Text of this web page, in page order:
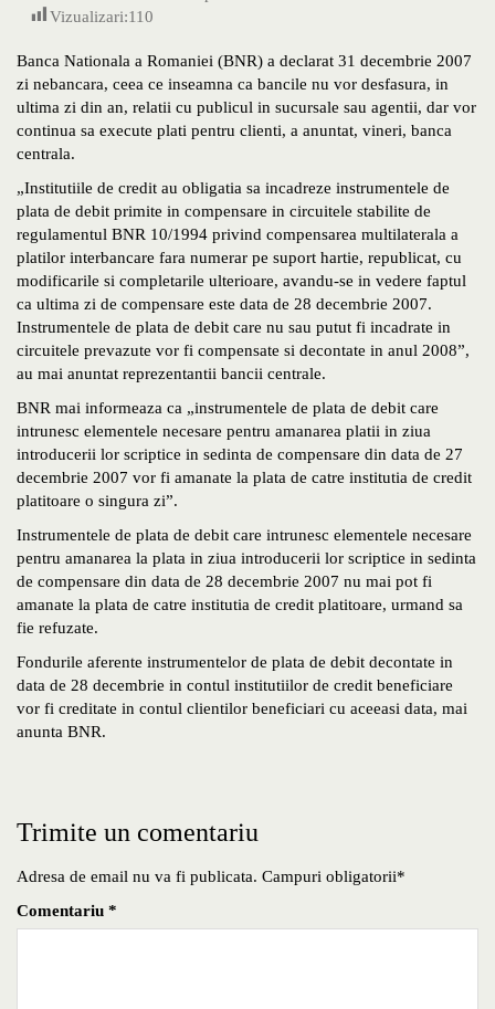
Vizualizari:110
Banca Nationala a Romaniei (BNR) a declarat 31 decembrie 2007
zi nebancara, ceea ce inseamna ca bancile nu vor desfasura, in
ultima zi din an, relatii cu publicul in sucursale sau agentii, dar vor
continua sa execute plati pentru clienti, a anuntat, vineri, banca
centrala.
„Institutiile de credit au obligatia sa incadreze instrumentele de
plata de debit primite in compensare in circuitele stabilite de
regulamentul BNR 10/1994 privind compensarea multilaterala a
platilor interbancare fara numerar pe suport hartie, republicat, cu
modificarile si completarile ulterioare, avandu-se in vedere faptul
ca ultima zi de compensare este data de 28 decembrie 2007.
Instrumentele de plata de debit care nu sau putut fi incadrate in
circuitele prevazute vor fi compensate si decontate in anul 2008”,
au mai anuntat reprezentantii bancii centrale.
BNR mai informeaza ca „instrumentele de plata de debit care
intrunesc elementele necesare pentru amanarea platii in ziua
introducerii lor scriptice in sedinta de compensare din data de 27
decembrie 2007 vor fi amanate la plata de catre institutia de credit
platitoare o singura zi”.
Instrumentele de plata de debit care intrunesc elementele necesare
pentru amanarea la plata in ziua introducerii lor scriptice in sedinta
de compensare din data de 28 decembrie 2007 nu mai pot fi
amanate la plata de catre institutia de credit platitoare, urmand sa
fie refuzate.
Fondurile aferente instrumentelor de plata de debit decontate in
data de 28 decembrie in contul institutiilor de credit beneficiare
vor fi creditate in contul clientilor beneficiari cu aceeasi data, mai
anunta BNR.
Trimite un comentariu
Adresa de email nu va fi publicata. Campuri obligatorii*
Comentariu *